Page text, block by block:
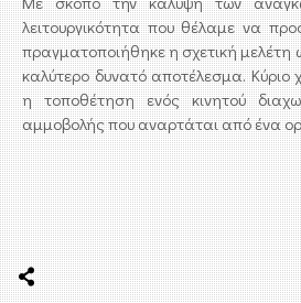
λειτουργικότητα που θέλαμε να
πραγματοποιήθηκε η σχετική μελέτη
καλύτερο δυνατό αποτέλεσμα. Κύριο
η τοποθέτηση ενός κινητού
αμμοβολής που αναρτάται από ένα